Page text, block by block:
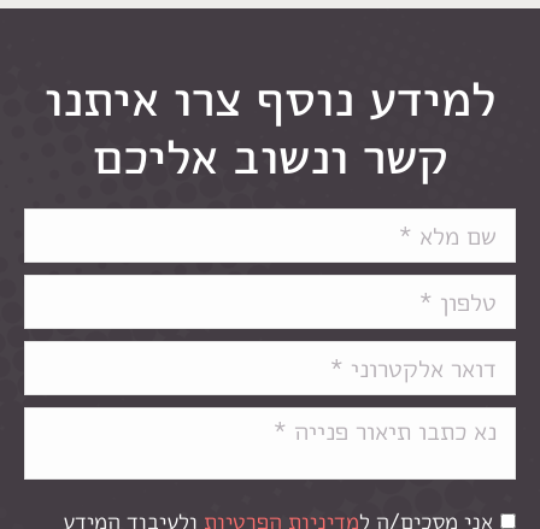
למידע נוסף צרו איתנו
קשר ונשוב אליכם
אני מסכים/ה למדיניות הפרטיות ולעיבוד המידע